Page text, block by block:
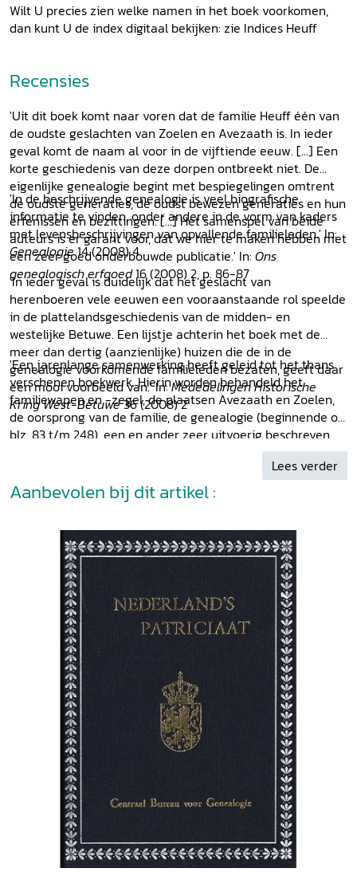
Wilt U precies zien welke namen in het boek voorkomen,
dan kunt U de index digitaal bekijken: zie Indices Heuff
Recensies
'Uit dit boek komt naar voren dat de familie Heuff één van
de oudste geslachten van Zoelen en Avezaath is. In ieder
geval komt de naam al voor in de vijftiende eeuw. [...] Een
korte geschiedenis van deze dorpen ontbreekt niet. De
eigenlijke genealogie begint met bespiegelingen omtrent
de oudste generaties, de oudst bewezen generaties en hun
erfenissen en bezittingen. [...] Het samenspel van beide
auteurs is er garant voor, dat we hier te maken hebben met
een zeer goed onderbouwde publicatie.' In: Ons
genealogisch erfgoed16 (2008) 2, p. 86-87
'In de beschrijvende genealogie is veel biografische
informatie te vinden, onder andere in de vorm van kaders
met levensbeschrijvingen van opvallende familieleden.' In:
Genealogie14 (2008) 4
'In ieder geval is duidelijk dat het geslacht van
herenboeren vele eeuwen een vooraanstaande rol speelde
in de plattelandsgeschiedenis van de midden- en
westelijke Betuwe. Een lijstje achterin het boek met de
meer dan dertig (aanzienlijke) huizen die de in de
genealogie voorkomende familieleden bezaten, geeft daar
een mooi voorbeeld van.' In:MededelingenHistorische
Kring West-Betuwe36 (2008) 2
'Een jarenlange samenwerking heeft geleid tot het thans
verschenen boekwerk. Hierin worden behandeld het
familiewapen en -zegel, de plaatsen Avezaath en Zoelen,
de oorsprong van de familie, de genealogie (beginnende op
blz. 83 t/m 248), een en ander zeer uitvoerig beschreven.
Het boekwerk is voorzien van genealogische schema's, een
uitgebreide index, van een beschrijving van de huizen
waarin familieleden hebben gewoond, dit alles met zeer
vele illustraties.' H. Demoed, J. Harenberg en A. Kisman in:
Lees verder
Aanbevolen bij dit artikel :